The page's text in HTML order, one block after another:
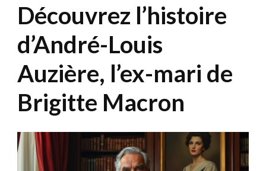
Découvrez l’histoire
d’André-Louis
Auzière, l’ex-mari de
Brigitte Macron